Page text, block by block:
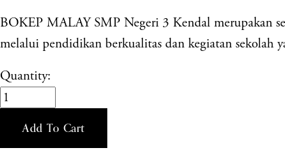
BOKEP MALAY SMP Negeri 3 Kendal merupakan
melalui pendidikan berkualitas dan kegiatan sekolah
Quantity:
Add To Cart